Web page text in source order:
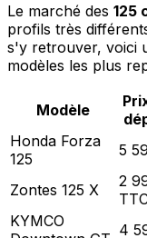
Le marché des 125
profils très
s'y retrouver, voici
modèles les plus
Modèle
Honda Forza
125
5
Zontes 125 X
2
KYMCO
4